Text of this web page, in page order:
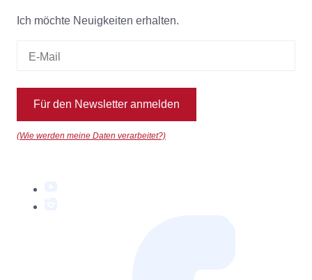
Ich möchte Neuigkeiten erhalten.
Für den Newsletter anmelden
(Wie werden meine Daten verarbeitet?)